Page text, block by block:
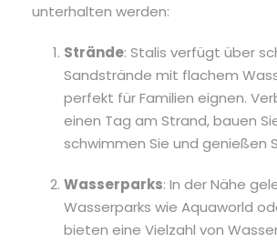
unterhalten werden:
Strände: Stalis verfügt über
Sandstrände mit flachem
perfekt für Familien eignen.
einen Tag am Strand, bauen
schwimmen Sie und genießen
Wasserparks: In der Nähe
Wasserparks wie Aquaworld
bieten eine Vielzahl von